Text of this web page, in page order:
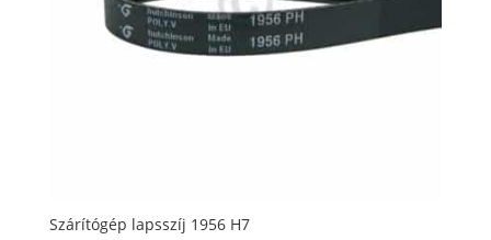
Szárítógép lapsszíj 1956 H7